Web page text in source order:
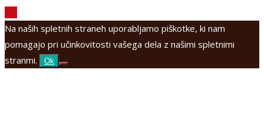
Na naših spletnih straneh uporabljamo piškotke, ki nam
pomagajo pri učinkovitosti vašega dela z našimi spletnimi
stranmi.
Ok